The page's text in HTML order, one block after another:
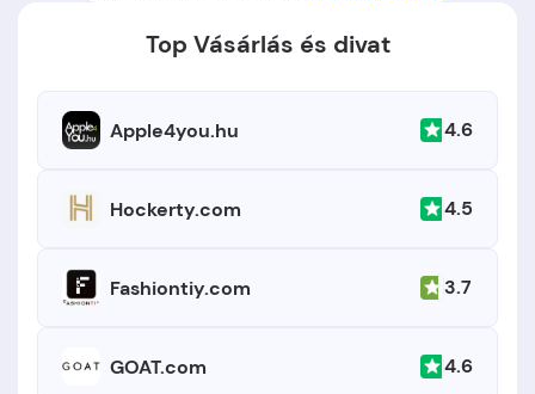
Top Vásárlás és divat
Apple4you.hu 4.6
Hockerty.com 4.5
Fashiontiy.com 3.7
GOAT.com 4.6